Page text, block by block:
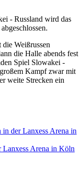
- Russland wird das
die Weißrussen
die Halle abends fest
Spiel Slowakei -
Kampf zwar mit
weite Strecken ein
der Lanxess Arena in
Arena in Köln